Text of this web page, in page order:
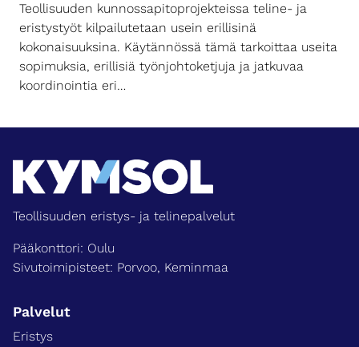
Teollisuuden kunnossapitoprojekteissa teline- ja
eristystyöt kilpailutetaan usein erillisinä
kokonaisuuksina. Käytännössä tämä tarkoittaa useita
sopimuksia, erillisiä työnjohtoketjuja ja jatkuvaa
koordinointia eri…
Teollisuuden eristys- ja telinepalvelut
Pääkonttori: Oulu
Sivutoimipisteet: Porvoo, Keminmaa
Palvelut
Eristys